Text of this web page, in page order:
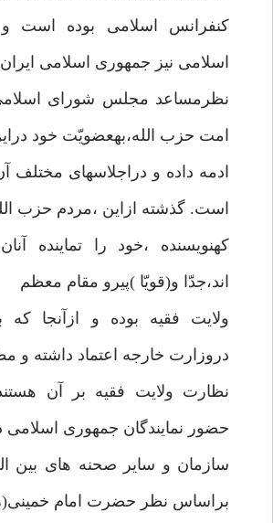
کنفرانس اسلامی بوده است و
اسلامی نیز جمهوری اسلامی ایران
نظرمساعد مجلس شورای اسلامی
امت حزب الله،بهعضویّت خود
ادمه داده و دراجلاسهای
است. گذشته ازاین ،مردم حزب
کهنویسنده ،خود را تماینده
اند،جدّا و(قویّا )پیرو مقام معظم
ولایت فقیه بوده و ازآنجا که
دروزارت خارجه اعتماد داشته و
نظارت ولایت فقیه بر آن
حضور نمایندگان جمهوری اسلامی
سازمان و سایر صحنه های بین
براساس نظر حضرت امام